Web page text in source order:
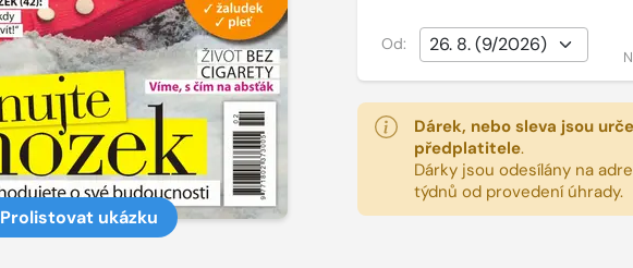
Prolistovat ukázku
Od:
Dárek, nebo sleva jsou
předplatitele.
Dárky jsou odesílány na
týdnů od provedení úhrady.